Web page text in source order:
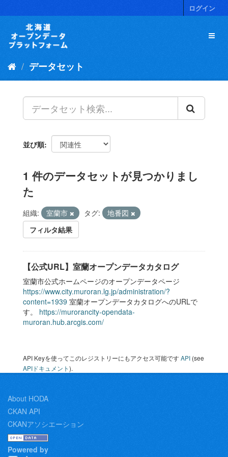
キ
ログイン
データセット
並び順
1 件のデータセットが見つかりまし
た
組織: 室蘭市 タグ:
地番図
フィルタ結果
【公式URL】室蘭オープンデータカタログ
室蘭市公式ホームページのオープンデータページ
https://www.city.muroran.lg.jp/administration/?
content=1939 室蘭オープンデータカタログへのURLで
す。 https://murorancity-opendata-
muroran.hub.arcgis.com/
API Keyを使ってこのレジストリーにもアクセス可能ですAPI (see
APIドキュメント).
About HODA
CKAN API
CKANアソシエーション
Powered by